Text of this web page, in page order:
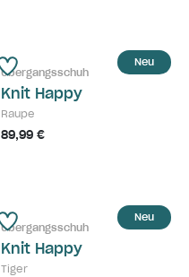
Neu
Übergangsschuh
Knit Happy
Raupe
89,99 €
Neu
Übergangsschuh
Knit Happy
Tiger